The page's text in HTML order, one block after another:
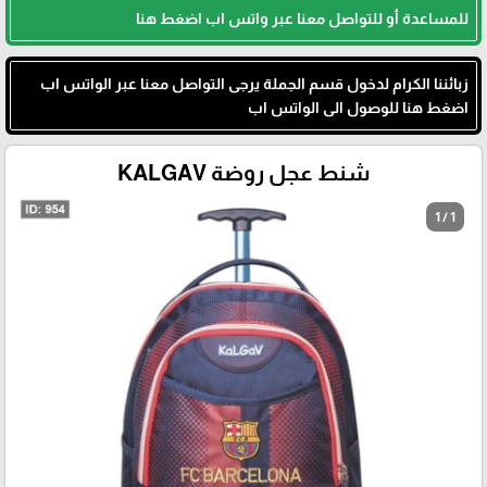
للمساعدة أو للتواصل معنا عبر واتس اب اضغط هنا
زبائننا الكرام لدخول قسم الجملة يرجى التواصل معنا عبر الواتس اب
اضغط هنا للوصول الى الواتس اب
شنط عجل روضة KALGAV
1 / 1